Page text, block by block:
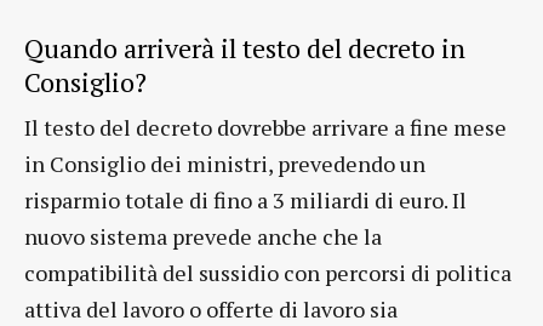
Quando arriverà il testo del decreto in
Consiglio?
Il testo del decreto dovrebbe arrivare a fine mese
in Consiglio dei ministri, prevedendo un
risparmio totale di fino a 3 miliardi di euro. Il
nuovo sistema prevede anche che la
compatibilità del sussidio con percorsi di politica
attiva del lavoro o offerte di lavoro sia